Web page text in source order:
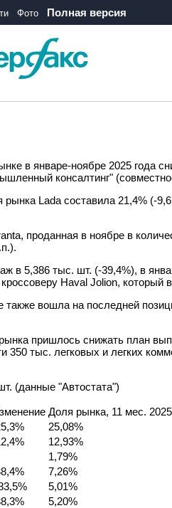
Фото Полная версия
в январе-ноябре 2025 года
консалтинг"
Lada составила 21,4% (-
проданная в ноябре в
в 5,386 тыс. шт. (-39,4%), в
Haval Jolion, который
вошла на последней
пришлось снижать план
тыс. легковых и легких
(данные "Автостата")
Доля рынка, 11 мес.
25,08%
12,93%
1,79%
7,26%
5,01%
5,20%